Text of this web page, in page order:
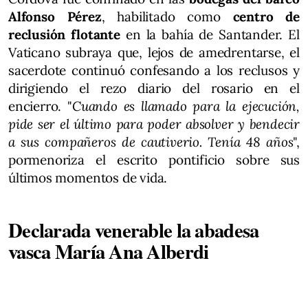
Alfonso Pérez, habilitado como centro de
reclusión flotanteen la bahía de Santander. El
Vaticano subraya que, lejos de amedrentarse, el
sacerdote continuó confesando a los reclusos y
dirigiendo el rezo diario del rosario en el
encierro. "Cuando es llamado para la ejecución,
pide ser el último para poder absolver y bendecir
a sus compañeros de cautiverio. Tenía 48 años",
pormenoriza el escrito pontificio sobre sus
últimos momentos de vida.
Declarada venerable la abadesa
vasca María Ana Alberdi